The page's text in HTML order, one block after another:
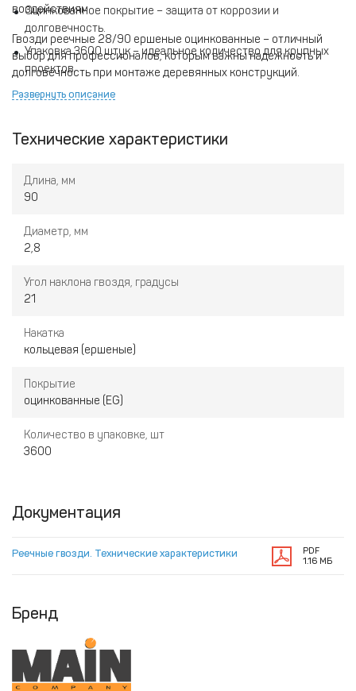
воздействиям.
Оцинкованное покрытие – защита от коррозии и
долговечность.
Упаковка 3600 штук – идеальное количество для крупных
проектов.
Подходят для работы с различными видами древесины.
Гвозди реечные 28/90 ершеные оцинкованные – отличный
выбор для профессионалов, которым важны надежность и
долговечность при монтаже деревянных конструкций.
Развернуть описание
Технические характеристики
Длина, мм
90
Диаметр, мм
2,8
Угол наклона гвоздя, градусы
21
Накатка
кольцевая (ершеные)
Покрытие
оцинкованные (EG)
Количество в упаковке, шт
3600
Документация
Реечные гвозди. Технические характеристики
PDF
1.16 МБ
Бренд